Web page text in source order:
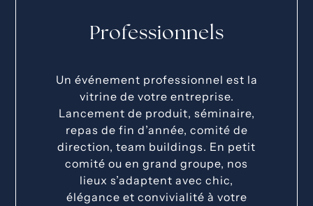
Professionnels
Un événement professionnel est la
vitrine de votre entreprise.
Lancement de produit, séminaire,
repas de fin d’année, comité de
direction, team buildings. En petit
comité ou en grand groupe, nos
lieux s’adaptent avec chic,
élégance et convivialité à votre